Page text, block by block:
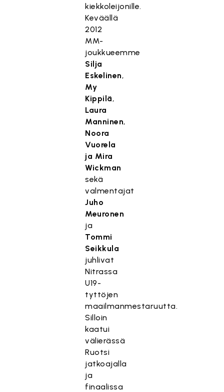
kiekkoleijonille.
Keväällä
2012
MM-
joukkueemme
Silja
Eskelinen,
My
Kippilä,
Laura
Manninen,
Noora
Vuorela
ja Mira
Wickman
sekä
valmentajat
Juho
Meuronen
ja
Tommi
Seikkula
juhlivat
Nitrassa
U19-
tyttöjen
maailmanmestaruutta.
Silloin
kaatui
välierässä
Ruotsi
jatkoajalla
ja
finaalissa